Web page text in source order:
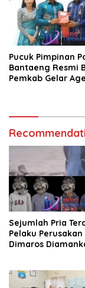
Pucuk Pimpinan
Bantaeng Resmi
Pemkab Gelar
Sejumlah Pria
Pelaku Perusakan
Dimaros